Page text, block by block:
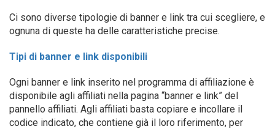
Ci sono diverse tipologie di banner e link tra cui scegliere, e
ognuna di queste ha delle caratteristiche precise.
Tipi di banner e link disponibili
Ogni banner e link inserito nel programma di affiliazione è
disponibile agli affiliati nella pagina “banner e link” del
pannello affiliati. Agli affiliati basta copiare e incollare il
codice indicato, che contiene già il loro riferimento, per